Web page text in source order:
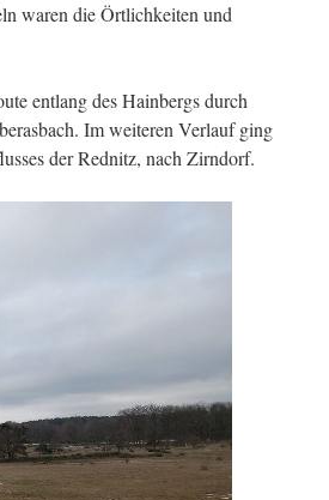
waren die Örtlichkeiten und
entlang des Hainbergs durch
Im weiteren Verlauf ging
der Rednitz, nach Zirndorf.